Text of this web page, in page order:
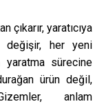
yaratıcıya
değişir, her yeni
yaratma sürecine
ürün değil,
anlam